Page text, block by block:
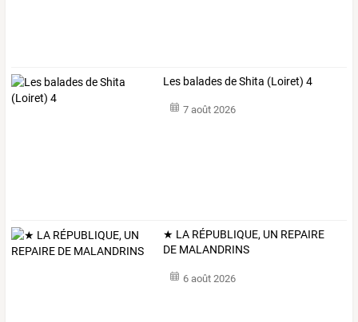
Les balades de Shita (Loiret) 4
7 août 2026
★ LA RÉPUBLIQUE, UN REPAIRE
DE MALANDRINS
6 août 2026